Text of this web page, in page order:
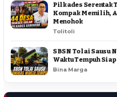
Pilkades Serentak
Kompak Memilih,
Menohok
Tolitoli
SBSN Tolai Sausu
Waktu Tempuh
Bina Marga